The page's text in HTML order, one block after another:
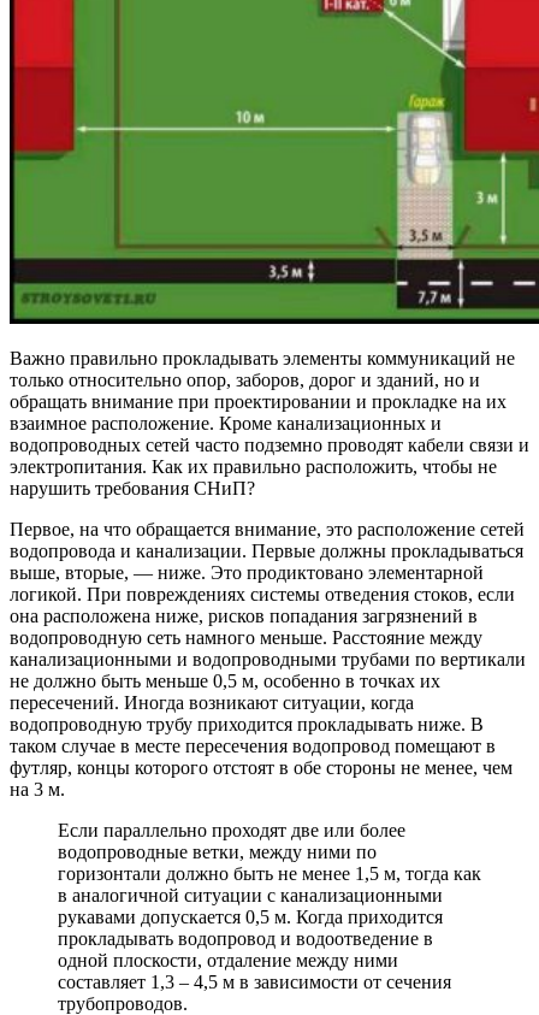
Важно правильно прокладывать элементы коммуникаций не
только относительно опор, заборов, дорог и зданий, но и
обращать внимание при проектировании и прокладке на их
взаимное расположение. Кроме канализационных и
водопроводных сетей часто подземно проводят кабели связи и
электропитания. Как их правильно расположить, чтобы не
нарушить требования СНиП?
Первое, на что обращается внимание, это расположение сетей
водопровода и канализации. Первые должны прокладываться
выше, вторые, — ниже. Это продиктовано элементарной
логикой. При повреждениях системы отведения стоков, если
она расположена ниже, рисков попадания загрязнений в
водопроводную сеть намного меньше. Расстояние между
канализационными и водопроводными трубами по вертикали
не должно быть меньше 0,5 м, особенно в точках их
пересечений. Иногда возникают ситуации, когда
водопроводную трубу приходится прокладывать ниже. В
таком случае в месте пересечения водопровод помещают в
футляр, концы которого отстоят в обе стороны не менее, чем
на 3 м.
Если параллельно проходят две или более
водопроводные ветки, между ними по
горизонтали должно быть не менее 1,5 м, тогда как
в аналогичной ситуации с канализационными
рукавами допускается 0,5 м. Когда приходится
прокладывать водопровод и водоотведение в
одной плоскости, отдаление между ними
составляет 1,3 – 4,5 м в зависимости от сечения
трубопроводов.